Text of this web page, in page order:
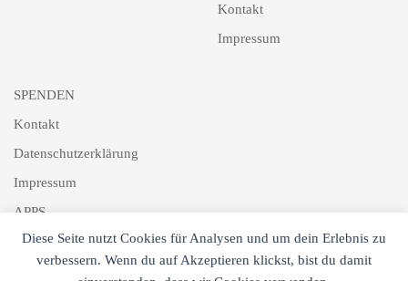
Diese Seite nutzt Cookies für Analysen und um dein Erlebnis zu
verbessern. Wenn du auf Akzeptieren klickst, bist du damit
Kontakt
Impressum
SPENDEN
Kontakt
Datenschutzerklärung
Impressum
APPS
Schlagworte